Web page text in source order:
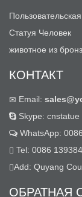
Статуя Человек
животное из
КОНТАКТ
Email:
Skype: cnstatue
WhatsApp:
Tel: 0086
Add: Quyang
ОБРАТНАЯ